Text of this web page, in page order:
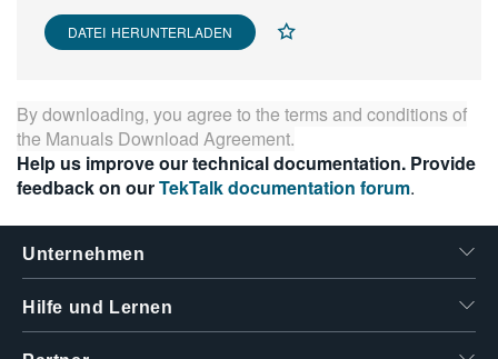
VIỆT NAM
日本語
한국어
DATEI HERUNTERLADEN
By downloading, you agree to the terms and conditions of
the Manuals Download Agreement.
Help us improve our technical documentation. Provide
feedback on ourTekTalk documentation forum.
Unternehmen
Hilfe und Lernen